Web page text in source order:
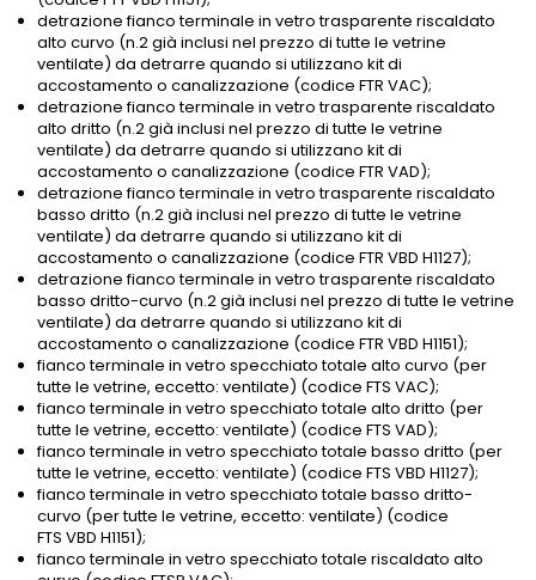
detrazione fianco terminale in vetro trasparente riscaldato
alto curvo (n.2 già inclusi nel prezzo di tutte le vetrine
ventilate) da detrarre quando si utilizzano kit di
accostamento o canalizzazione (codice FTR VAC);
detrazione fianco terminale in vetro trasparente riscaldato
alto dritto (n.2 già inclusi nel prezzo di tutte le vetrine
ventilate) da detrarre quando si utilizzano kit di
accostamento o canalizzazione (codice FTR VAD);
detrazione fianco terminale in vetro trasparente riscaldato
basso dritto (n.2 già inclusi nel prezzo di tutte le vetrine
ventilate) da detrarre quando si utilizzano kit di
accostamento o canalizzazione (codice FTR VBD H1127);
detrazione fianco terminale in vetro trasparente riscaldato
basso dritto-curvo (n.2 già inclusi nel prezzo di tutte le vetrine
ventilate) da detrarre quando si utilizzano kit di
accostamento o canalizzazione (codice FTR VBD H1151);
fianco terminale in vetro specchiato totale alto curvo (per
tutte le vetrine, eccetto: ventilate) (codice FTS VAC);
fianco terminale in vetro specchiato totale alto dritto (per
tutte le vetrine, eccetto: ventilate) (codice FTS VAD);
fianco terminale in vetro specchiato totale basso dritto (per
tutte le vetrine, eccetto: ventilate) (codice FTS VBD H1127);
fianco terminale in vetro specchiato totale basso dritto-
curvo (per tutte le vetrine, eccetto: ventilate) (codice
FTS VBD H1151);
fianco terminale in vetro specchiato totale riscaldato alto